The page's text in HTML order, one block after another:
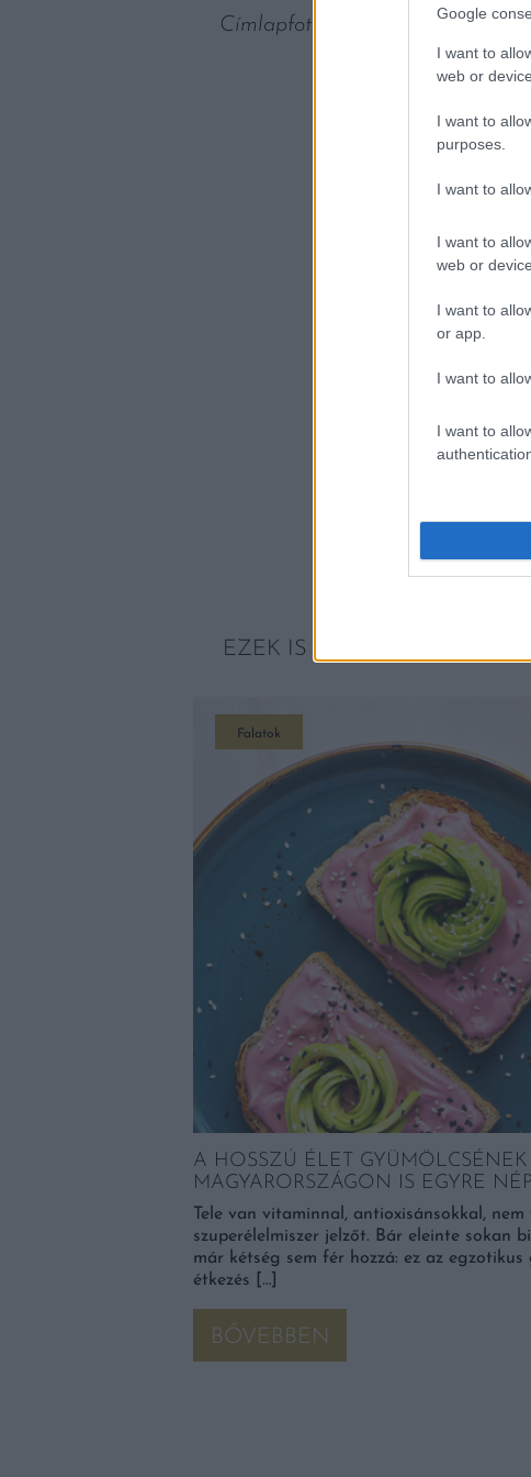
Google
I want to
web or
I want to
purposes.
I want to
I want to
web or
I want to
or app.
I want to
I want to
Címlapfotó: Mike Kenneally /
EZEK IS ÉRDEKELHETNEK
Falatok
A HOSSZÚ ÉLET
MAGYARORSZÁGON IS EGYRE
Tele van vitaminnal, antioxisánsokkal,
szuperélelmiszer jelzőt. Bár eleinte sokan
már kétség sem fér hozzá: ez az egzotikus
étkezés […]
BŐVEBBEN